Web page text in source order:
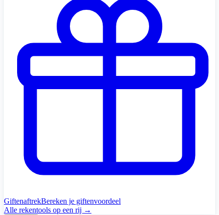
GiftenaftrekBereken je giftenvoordeel
Alle rekentools op een rij →